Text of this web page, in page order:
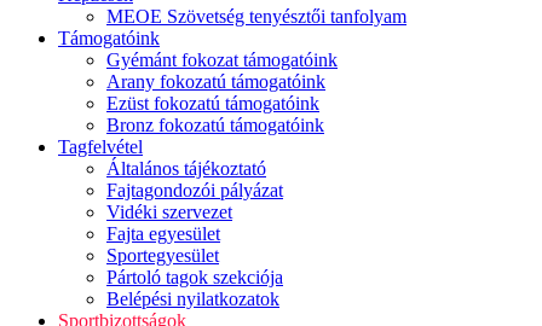
MEOE Szövetség tenyésztői tanfolyam
Támogatóink
Gyémánt fokozat támogatóink
Arany fokozatú támogatóink
Ezüst fokozatú támogatóink
Bronz fokozatú támogatóink
Tagfelvétel
Általános tájékoztató
Fajtagondozói pályázat
Vidéki szervezet
Fajta egyesület
Sportegyesület
Pártoló tagok szekciója
Belépési nyilatkozatok
Sportbizottságok